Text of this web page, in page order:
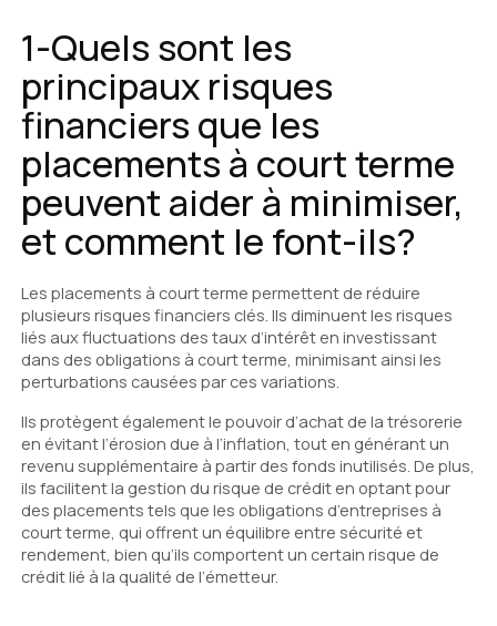
1-Quels sont les
principaux risques
financiers que les
placements à court terme
peuvent aider à minimiser,
et comment le font-ils?
Les placements à court terme permettent de réduire
plusieurs risques financiers clés. Ils diminuent les risques
liés aux fluctuations des taux d’intérêt en investissant
dans des obligations à court terme, minimisant ainsi les
perturbations causées par ces variations.
Ils protègent également le pouvoir d’achat de la trésorerie
en évitant l’érosion due à l’inflation, tout en générant un
revenu supplémentaire à partir des fonds inutilisés. De plus,
ils facilitent la gestion du risque de crédit en optant pour
des placements tels que les obligations d’entreprises à
court terme, qui offrent un équilibre entre sécurité et
rendement, bien qu’ils comportent un certain risque de
crédit lié à la qualité de l’émetteur.